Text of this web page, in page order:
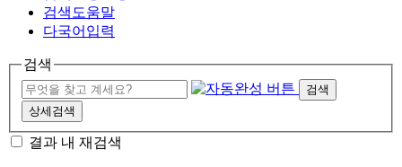
검색도움말
다국어입력
검색
검색
상세검색
결과 내 재검색